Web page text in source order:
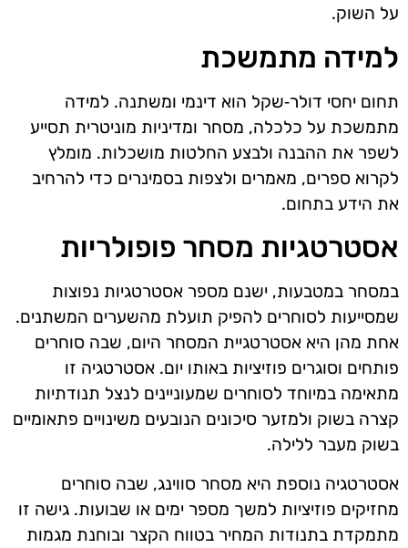
על השוק.
למידה מתמשכת
תחום יחסי דולר‑שקל הוא דינמי ומשתנה. למידה
מתמשכת על כלכלה, מסחר ומדיניות מוניטרית תסייע
לשפר את ההבנה ולבצע החלטות מושכלות. מומלץ
לקרוא ספרים, מאמרים ולצפות בסמינרים כדי להרחיב
את הידע בתחום.
אסטרטגיות מסחר פופולריות
במסחר במטבעות, ישנם מספר אסטרטגיות נפוצות
שמסייעות לסוחרים להפיק תועלת מהשערים המשתנים.
אחת מהן היא אסטרטגיית המסחר היום, שבה סוחרים
פותחים וסוגרים פוזיציות באותו יום. אסטרטגיה זו
מתאימה במיוחד לסוחרים שמעוניינים לנצל תנודתיות
קצרה בשוק ולמזער סיכונים הנובעים משינויים פתאומיים
בשוק מעבר ללילה.
אסטרטגיה נוספת היא מסחר סווינג, שבה סוחרים
מחזיקים פוזיציות למשך מספר ימים או שבועות. גישה זו
מתמקדת בתנודות המחיר בטווח הקצר ובוחנת מגמות